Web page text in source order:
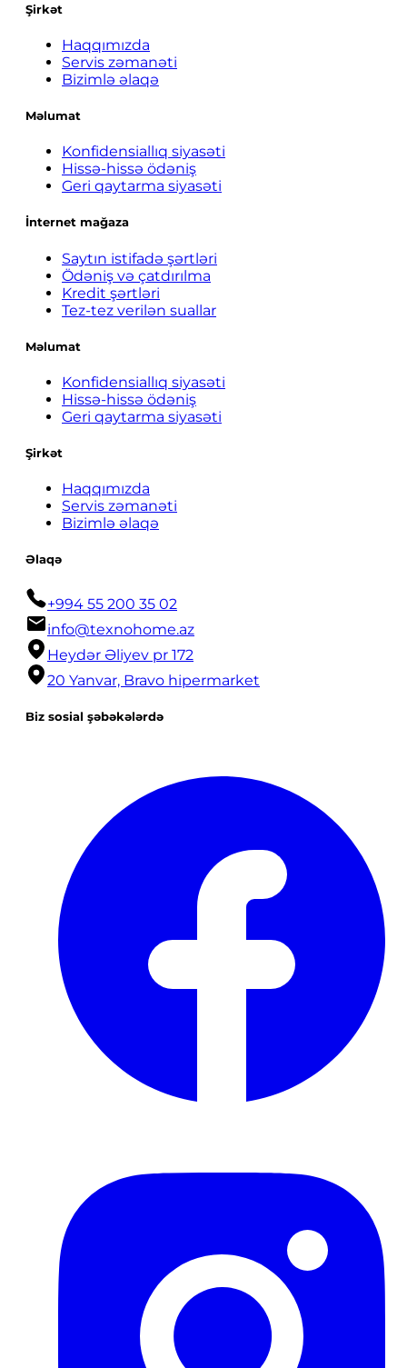
Şirkət
Haqqımızda
Servis zəmanəti
Bizimlə əlaqə
Məlumat
Konfidensiallıq siyasəti
Hissə-hissə ödəniş
Geri qaytarma siyasəti
İnternet mağaza
Saytın istifadə şərtləri
Ödəniş və çatdırılma
Kredit şərtləri
Tez-tez verilən suallar
Məlumat
Konfidensiallıq siyasəti
Hissə-hissə ödəniş
Geri qaytarma siyasəti
Şirkət
Haqqımızda
Servis zəmanəti
Bizimlə əlaqə
Əlaqə
+994 55 200 35 02
info@texnohome.az
Heydər Əliyev pr 172
20 Yanvar, Bravo hipermarket
Biz sosial şəbəkələrdə